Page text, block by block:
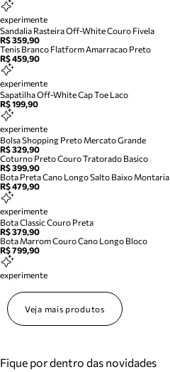
experimente
Sandalia Rasteira Off-White Couro Fivela
R$ 359,90
Tenis Branco Flatform Amarracao Preto
R$ 459,90
experimente
Sapatilha Off-White Cap Toe Laco
R$ 199,90
experimente
Bolsa Shopping Preto Mercato Grande
R$ 329,90
Coturno Preto Couro Tratorado Basico
R$ 399,90
Bota Preta Cano Longo Salto Baixo Montaria
R$ 479,90
experimente
Bota Classic Couro Preta
R$ 379,90
Bota Marrom Couro Cano Longo Bloco
R$ 799,90
experimente
Veja mais produtos
Fique por dentro das novidades